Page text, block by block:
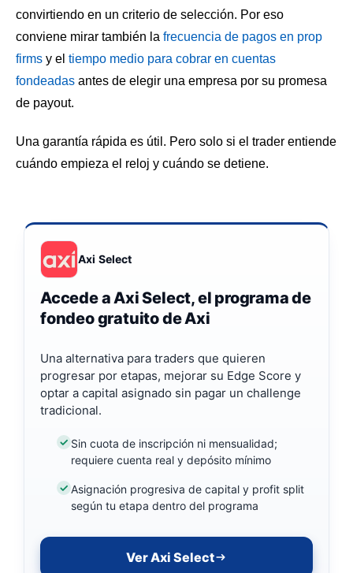
convirtiendo en un criterio de selección. Por eso
conviene mirar también la frecuencia de pagos en prop
firms y el tiempo medio para cobrar en cuentas
fondeadas antes de elegir una empresa por su promesa
de payout.
Una garantía rápida es útil. Pero solo si el trader entiende
cuándo empieza el reloj y cuándo se detiene.
Axi Select
Accede a Axi Select, el programa de
fondeo gratuito de Axi
Una alternativa para traders que quieren
progresar por etapas, mejorar su Edge Score y
optar a capital asignado sin pagar un challenge
tradicional.
Sin cuota de inscripción ni mensualidad;
requiere cuenta real y depósito mínimo
Asignación progresiva de capital y profit split
según tu etapa dentro del programa
Ver Axi Select